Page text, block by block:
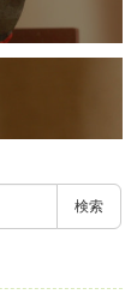
検索